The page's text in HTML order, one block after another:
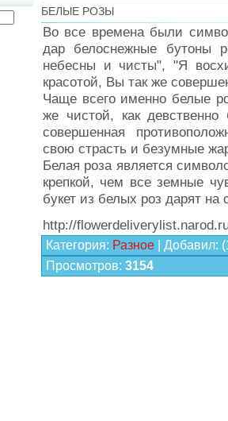
БЕЛЫЕ РОЗЫ
Во все времена были
дар белоснежные бутоны
небесны и чисты", "Я
красотой, Вы так же
Чаще всего именно белые
же чистой, как
совершенная
свою страсть и безумные
Белая роза является
крепкой, чем все земные
букет из белых роз дарят на
http://
Категория: Разное Добавил:
Просмотров: 3154